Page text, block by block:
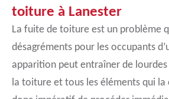
toiture à Lanester
La fuite de toiture est un problème
désagréments pour les occupants
apparition peut entraîner de
la toiture et tous les éléments qui